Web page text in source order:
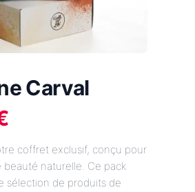
Carval
coffret exclusif, conçu pour
beauté naturelle. Ce pack
sélection de produits de